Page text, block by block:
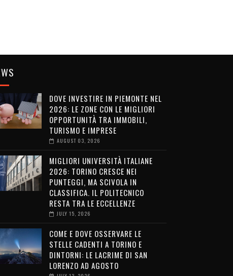
DOVE INVESTIRE IN PIEMONTE NEL
2026: LE ZONE CON LE MIGLIORI
OPPORTUNITÀ TRA IMMOBILI,
TURISMO E IMPRESE
AUGUST 03, 2026
MIGLIORI UNIVERSITÀ ITALIANE
2026: TORINO CRESCE NEI
PUNTEGGI, MA SCIVOLA IN
CLASSIFICA. IL POLITECNICO
RESTA TRA LE ECCELLENZE
JULY 15, 2026
COME E DOVE OSSERVARE LE
STELLE CADENTI A TORINO E
DINTORNI: LE LACRIME DI SAN
LORENZO AD AGOSTO